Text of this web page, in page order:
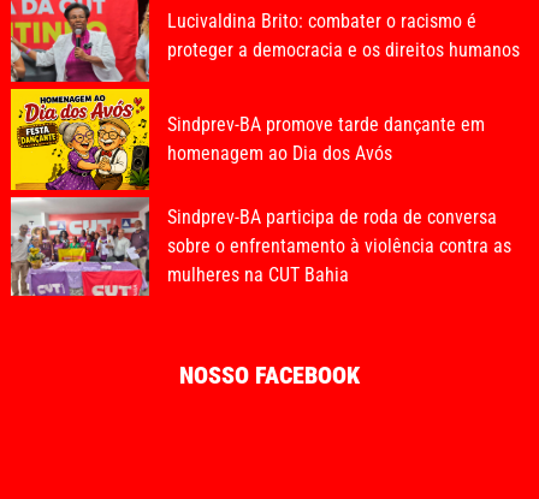
Lucivaldina Brito: combater o racismo é
proteger a democracia e os direitos humanos
Sindprev-BA promove tarde dançante em
homenagem ao Dia dos Avós
Sindprev-BA participa de roda de conversa
sobre o enfrentamento à violência contra as
mulheres na CUT Bahia
NOSSO FACEBOOK